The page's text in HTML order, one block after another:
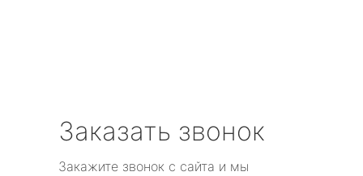
Заказать звонок
Закажите звонок с сайта и мы